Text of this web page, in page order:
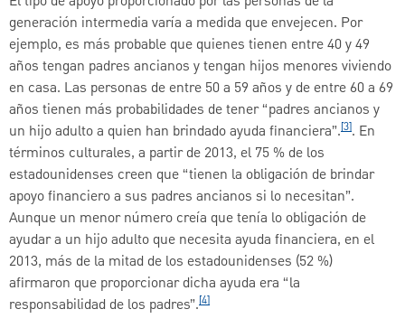
generación intermedia varía a medida que envejecen. Por
ejemplo, es más probable que quienes tienen entre 40 y 49
años tengan padres ancianos y tengan hijos menores viviendo
en casa. Las personas de entre 50 a 59 años y de entre 60 a 69
años tienen más probabilidades de tener “padres ancianos y
un hijo adulto a quien han brindado ayuda financiera”.[3]. En
términos culturales, a partir de 2013, el 75 % de los
estadounidenses creen que “tienen la obligación de brindar
apoyo financiero a sus padres ancianos si lo necesitan”.
Aunque un menor número creía que tenía lo obligación de
ayudar a un hijo adulto que necesita ayuda financiera, en el
2013, más de la mitad de los estadounidenses (52 %)
afirmaron que proporcionar dicha ayuda era “la
responsabilidad de los padres”.[4]